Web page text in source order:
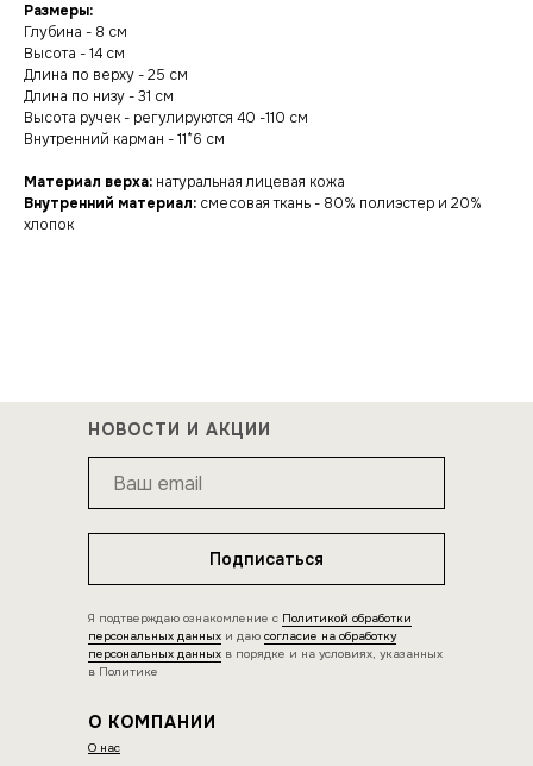
Размеры:
Глубина - 8 см
Высота - 14 см
Длина по верху - 25 см
Длина по низу - 31 см
Высота ручек - регулируются 40 -110 см
Внутренний карман - 11*6 см
Материал верха: натуральная лицевая кожа
Внутренний материал: смесовая ткань - 80% полиэстер и 20%
хлопок
Подписаться
Я подтверждаю ознакомление с Политикой обработки
персональных данных и даю согласие на обработку
персональных данных в порядке и на условиях, указанных
в Политике
НОВОСТИ И АКЦИИ
О КОМПАНИИ
О нас